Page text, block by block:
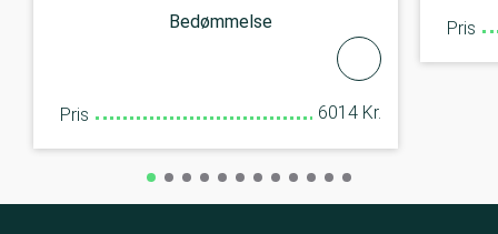
Bedømmelse
Pris 6014 Kr.
Pris